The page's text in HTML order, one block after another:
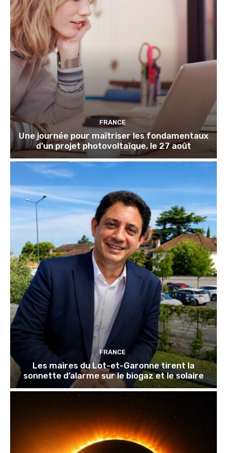
FRANCE
Une journée pour maîtriser les fondamentaux
d’un projet photovoltaïque, le 27 août
FRANCE
Les maires du Lot-et-Garonne tirent la
sonnette d’alarme sur le biogaz et le solaire